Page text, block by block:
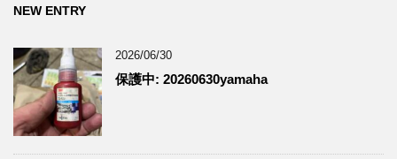
NEW ENTRY
2026/06/30
保護中: 20260630yamaha